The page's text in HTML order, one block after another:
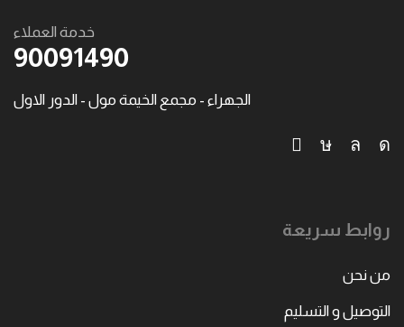
خدمة العملاء
90091490
الجهراء - مجمع الخيمة مول - الدور الاول
روابط سريعة
من نحن
التوصيل و التسليم